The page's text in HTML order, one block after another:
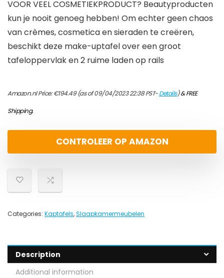
VOOR VEEL COSMETIEKPRODUCT? Beautyproducten
kun je nooit genoeg hebben! Om echter geen chaos
van crèmes, cosmetica en sieraden te creëren,
beschikt deze make-uptafel over een groot
tafeloppervlak en 2 ruime laden op rails
Amazon.nl Price:€194.49(as of 09/04/2023 22:38 PST-Details)&FREE
Shipping.
CONTROLEER OP AMAZON
Categories: Kaptafels,Slaapkamermeubelen
Description
Additional information